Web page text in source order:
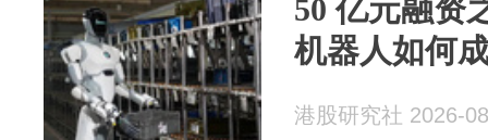
50 亿元融资
机器人如何
港股研究社 2026-